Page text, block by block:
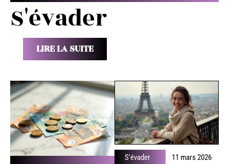
S'évader
LIRE LA SUITE
S'évader 11 mars 2026